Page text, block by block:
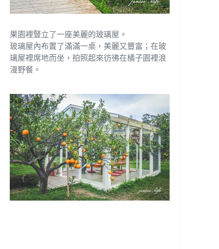
果園裡豎立了一座美麗的玻璃屋。
玻璃屋內布置了滿滿一桌，美麗又豐富；在玻
璃屋裡席地而坐，拍照起來彷彿在橘子園裡浪
漫野餐。